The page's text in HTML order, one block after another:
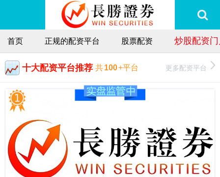
首页 正规的配资平台 股票配资 炒股配资
十大配资平台推荐 共100+平台 更多配资平台